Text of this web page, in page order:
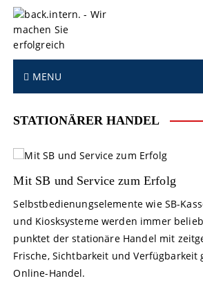
MENU
STATIONÄRER HANDEL
Mit SB und Service zum Erfolg
Selbstbedienungselemente wie SB-
und Kiosksysteme werden immer
punktet der stationäre Handel mit
Frische, Sichtbarkeit und Verfügbarkeit
Online-Handel.